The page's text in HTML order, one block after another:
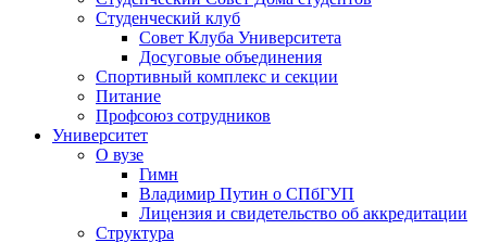
Студенческий клуб
Совет Клуба Университета
Досуговые объединения
Спортивный комплекс и секции
Питание
Профсоюз сотрудников
Университет
О вузе
Гимн
Владимир Путин о СПбГУП
Лицензия и свидетельство об аккредитации
Структура